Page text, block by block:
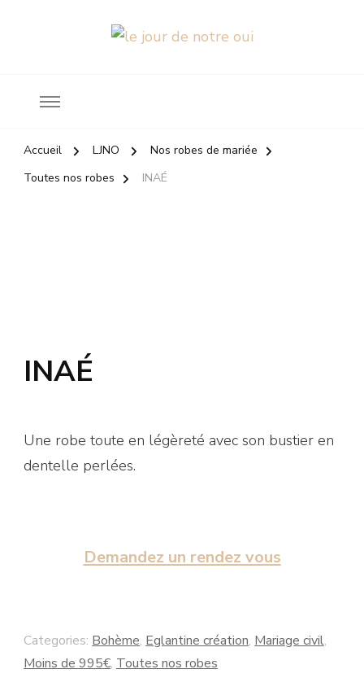
Accueil LJNO
Nos robes de mariée
Toutes nos robes
INAÉ
INAÉ
Une robe toute en légèreté avec son bustier en
dentelle perlées.
Demandez un rendez vous
Categories: Bohème, Eglantine création, Mariage civil,
Moins de 995€, Toutes nos robes